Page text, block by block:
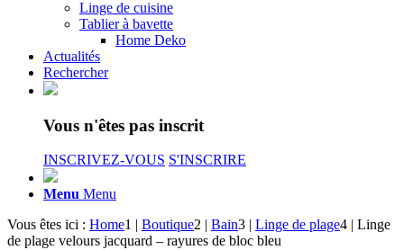
Linge de cuisine
Tablier à bavette
Home Deko
Actualités
Rechercher
Vous n'êtes pas inscrit
INSCRIVEZ-VOUS S'INSCRIRE
Menu Menu
Vous êtes ici : Home1 | Boutique2 | Bain3 | Linge de plage4 | Linge
de plage velours jacquard – rayures de bloc bleu